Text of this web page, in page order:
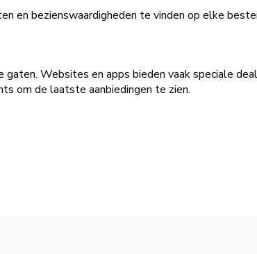
en bezienswaardigheden te vinden op elke
gaten. Websites en apps bieden vaak speciale
om de laatste aanbiedingen te zien.